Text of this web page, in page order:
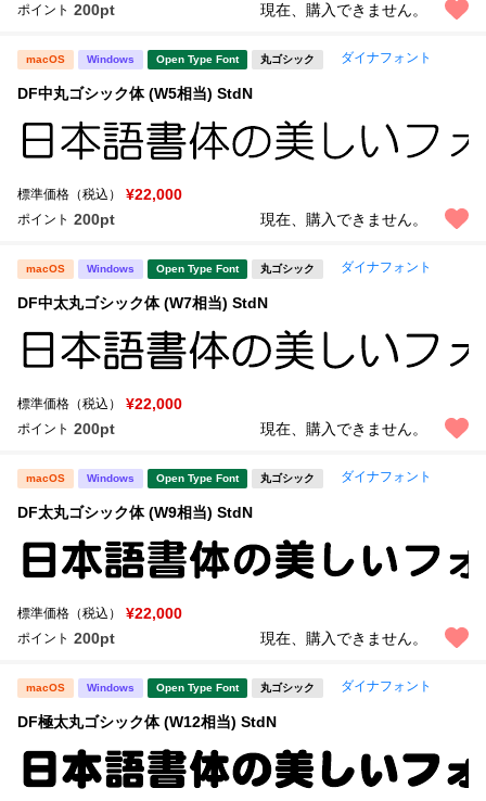
ポイント 200pt 現在、購入できません。
macOS Windows Open Type Font 丸ゴシック ダイナフォント
DF中丸ゴシック体 (W5相当) StdN
標準価格（税込） ¥22,000
ポイント 200pt 現在、購入できません。
macOS Windows Open Type Font 丸ゴシック ダイナフォント
DF中太丸ゴシック体 (W7相当) StdN
標準価格（税込） ¥22,000
ポイント 200pt 現在、購入できません。
macOS Windows Open Type Font 丸ゴシック ダイナフォント
DF太丸ゴシック体 (W9相当) StdN
標準価格（税込） ¥22,000
ポイント 200pt 現在、購入できません。
macOS Windows Open Type Font 丸ゴシック ダイナフォント
DF極太丸ゴシック体 (W12相当) StdN